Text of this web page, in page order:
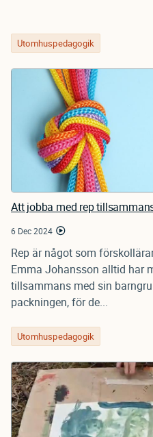
Utomhuspedagogik
Att jobba med rep
6 Dec 2024
Rep är något som
Emma Johansson alltid har
tillsammans med sin
packningen, för de...
Utomhuspedagogik